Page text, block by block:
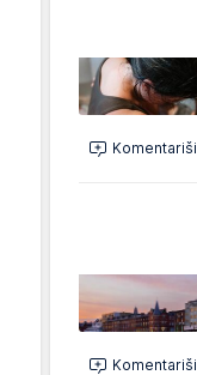
Komentariši
Komentariši